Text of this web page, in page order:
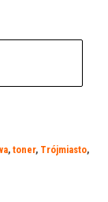
, toner, Trójmiasto,